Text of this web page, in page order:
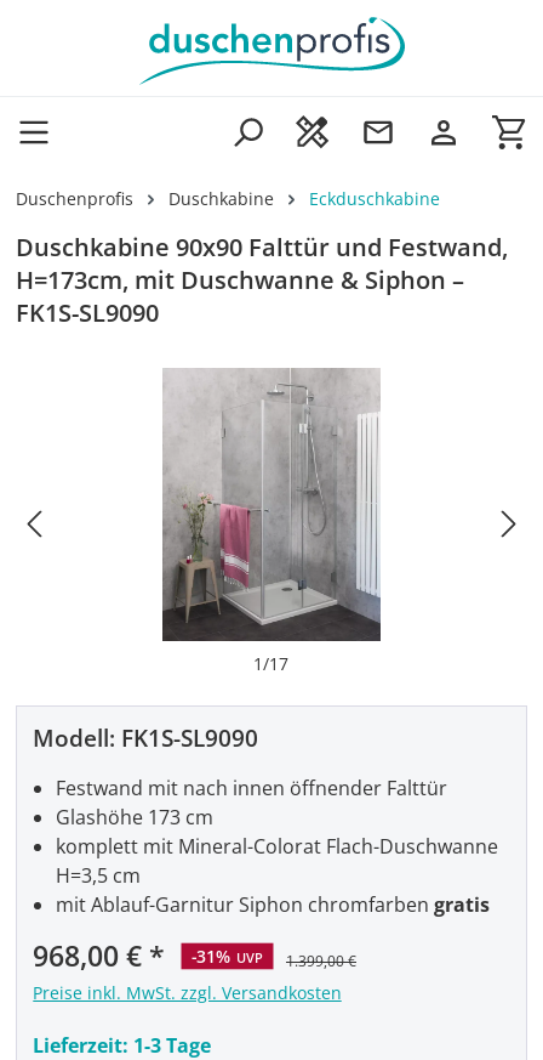
Zum Hauptinhalt springen
Duschenprofis Duschkabine Eckduschkabine
Duschkabine 90x90 Falttür und Festwand,
H=173cm, mit Duschwanne & Siphon –
FK1S-SL9090
Bildergalerie überspringen
1/17
Modell: FK1S-SL9090
968,00 € -31% UVP 1.399,00 €
Preise inkl. MwSt. zzgl. Versandkosten
Lieferzeit: 1-3 Tage
Festwand mit nach innen öffnender Falttür
Glashöhe 173 cm
komplett mit Mineral-Colorat Flach-Duschwanne
H=3,5 cm
mit Ablauf-Garnitur Siphon chromfarbengratis